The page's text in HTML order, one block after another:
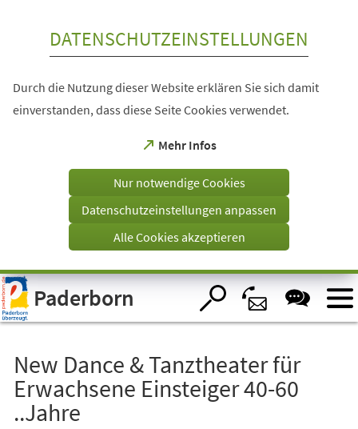
Visuelle
Assistenzsoftware
öffnen.
DATENSCHUTZEINSTELLUNGEN
Durch die Nutzung dieser Website erklären Sie sich damit
einverstanden, dass diese Seite Cookies verwendet.
Mehr Infos
(Öffnet
einem
Tab)
Nur notwendige Cookies
Datenschutzeinstellungen anpassen
Alle Cookies akzeptieren
Paderborn
New Dance & Tanztheater für
Erwachsene Einsteiger 40-60
..Jahre